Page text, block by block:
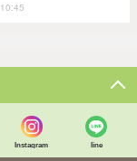
Instagram line